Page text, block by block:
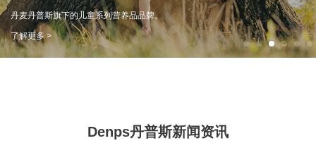
3~14岁儿童成长好伙伴，抓住儿童成长黄金期！
了解更多 >
Denps丹普斯新闻资讯